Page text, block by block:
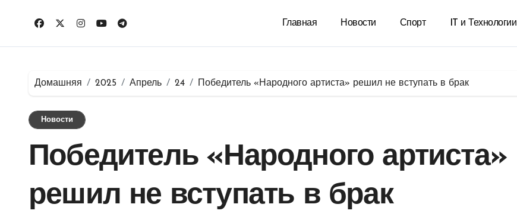
Главная Новости Спорт IT и Технологии
Домашняя 2025 Апрель 24 Победитель «Народного артиста» решил не вступать в брак
Новости
Победитель «Народного артиста»
решил не вступать в брак